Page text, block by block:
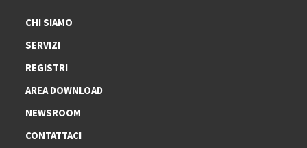
CHI SIAMO
SERVIZI
REGISTRI
AREA DOWNLOAD
NEWSROOM
CONTATTACI